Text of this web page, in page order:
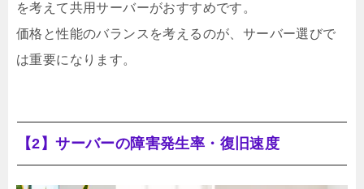
を考えて共用サーバーがおすすめです。
価格と性能のバランスを考えるのが、サーバー選びで
は重要になります。
【2】サーバーの障害発生率・復旧速度